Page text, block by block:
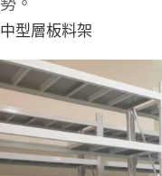
中型層板料架